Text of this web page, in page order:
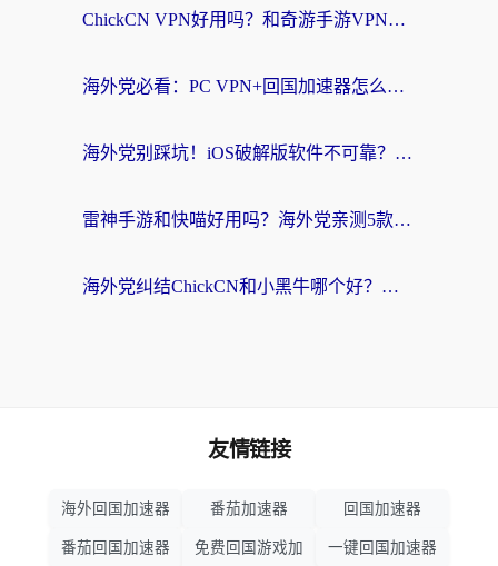
ChickCN VPN好用吗？和奇游手游VPN对比哪个回国效果更好？海外党亲测实用指南
海外党必看：PC VPN+回国加速器怎么选？无缝访问国内资源全攻略
海外党别踩坑！iOS破解版软件不可靠？教你选对回国加速器无缝看国内资源
雷神手游和快喵好用吗？海外党亲测5款回国加速器，附斧牛Bling对比+微信视频号解决办法
海外党纠结ChickCN和小黑牛哪个好？一篇帮你选对回国加速器的实用指南
友情链接
海外回国加速器 番茄加速器 回国加速器
番茄回国加速器
免费回国游戏加
一键回国加速器